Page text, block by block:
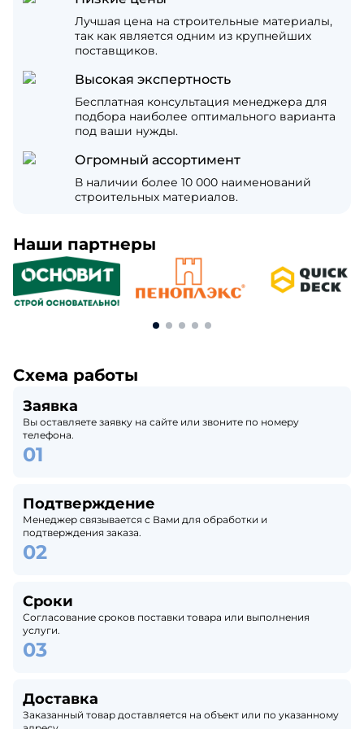
Лучшая цена на строительные материалы,
так как является одним из крупнейших
поставщиков.
Высокая экспертность
Бесплатная консультация менеджера для
подбора наиболее оптимального варианта
под ваши нужды.
Огромный ассортимент
В наличии более 10 000 наименований
строительных материалов.
Наши партнеры
Схема работы
Заявка
Вы оставляете заявку на сайте или звоните по номеру
телефона.
Подтверждение
Менеджер связывается с Вами для обработки и
подтверждения заказа.
Сроки
Согласование сроков поставки товара или выполнения
услуги.
Доставка
Заказанный товар доставляется на объект или по указанному